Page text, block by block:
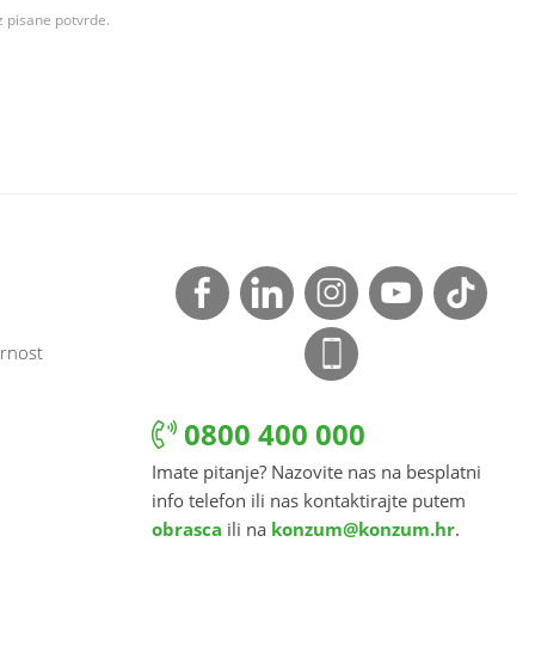
pisane potvrde.
0800 400 000
Imate pitanje? Nazovite nas na besplatni
info telefon ili nas kontaktirajte putem
obrasca ili na konzum@konzum.hr.